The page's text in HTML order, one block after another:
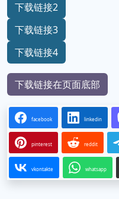
下载链接2
下载链接3
下载链接4
下载链接在页面底部
facebook linkedin
pinterest reddit
vkontakte whatsapp